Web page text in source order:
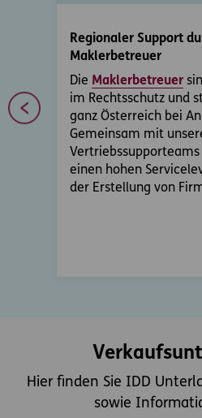
Regionaler Support
Maklerbetreuer
Die Maklerbetreuer
im Rechtsschutz und
ganz Österreich bei
Gemeinsam mit
einen hohen
der Erstellung von
Hier finden Sie IDD
sowie